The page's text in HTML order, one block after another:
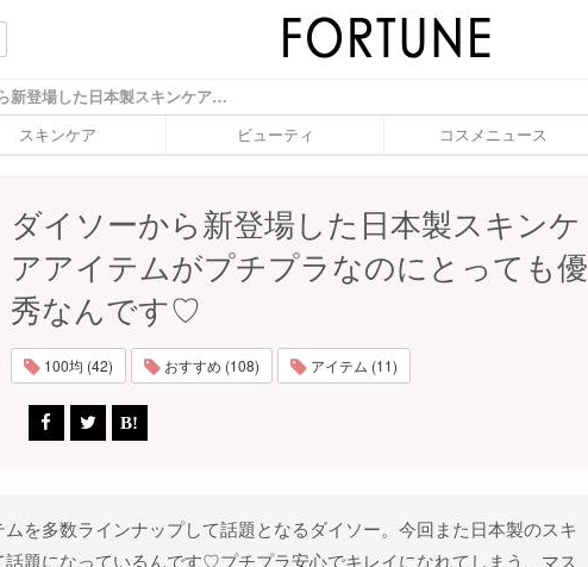
ダイソーから新登場した日本製スキンケアアイテムがプチプラなのにとっても優秀なんです♡ - ふぉーちゅん(FORTUNE)
スキンケア ビューティ コスメニュース
ダイソーから新登場した日本製スキンケ
アアイテムがプチプラなのにとっても優
秀なんです♡
100均 (42) おすすめ (108) アイテム (11)
を多数ラインナップして話題となるダイソー。今回また日本製のスキ
題になっているんです♡プチプラ安心でキレイになれてしまう、マス